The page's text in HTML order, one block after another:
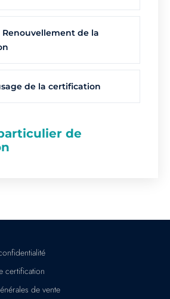
de la
de la certification
de
certification
de vente